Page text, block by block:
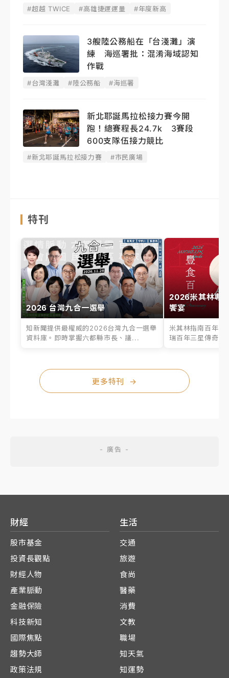
高
#超越 TWICE #高雄捷運運量 #年度新高
3艘陸公務船在「台淺灘」演
練 海巡署批：混淆海域認知
作戰
#台灣淺灘 #陸公務船 #海巡署
新北耶誕馬拉松接力賽今開
跑！總賽程長24.7k 3賽段
600支隊伍接力競比
#新北耶誕馬拉松接力賽 #市民廣場
特刊
2026 台灣九合一選舉
知新聞提供最權威的2026台灣九合一選舉
資料庫。即時掌握六都縣市長、議...
2026米其林專
饗宴
米其林指南百年之
瑞百年三星傳奇、
更多特刊 →
財經
股市基金
投資長觀點
財經人物
產業脈動
金融保險
科技新知
國際焦點
趨勢大師
政策法規
生活
交通
旅遊
食尚
醫藥
消費
文教
職場
知天氣
知運勢